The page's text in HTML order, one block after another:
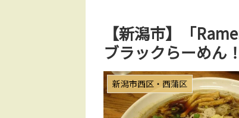
【新潟市】「
ブラックらーめん
新潟市西区・西蒲区